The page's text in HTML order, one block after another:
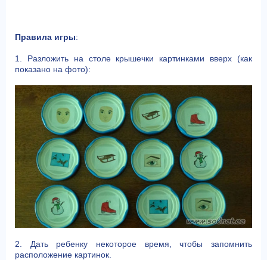
Правила игры:
1. Разложить на столе крышечки картинками вверх (как
показано на фото):
2. Дать ребенку некоторое время, чтобы запомнить
расположение картинок.